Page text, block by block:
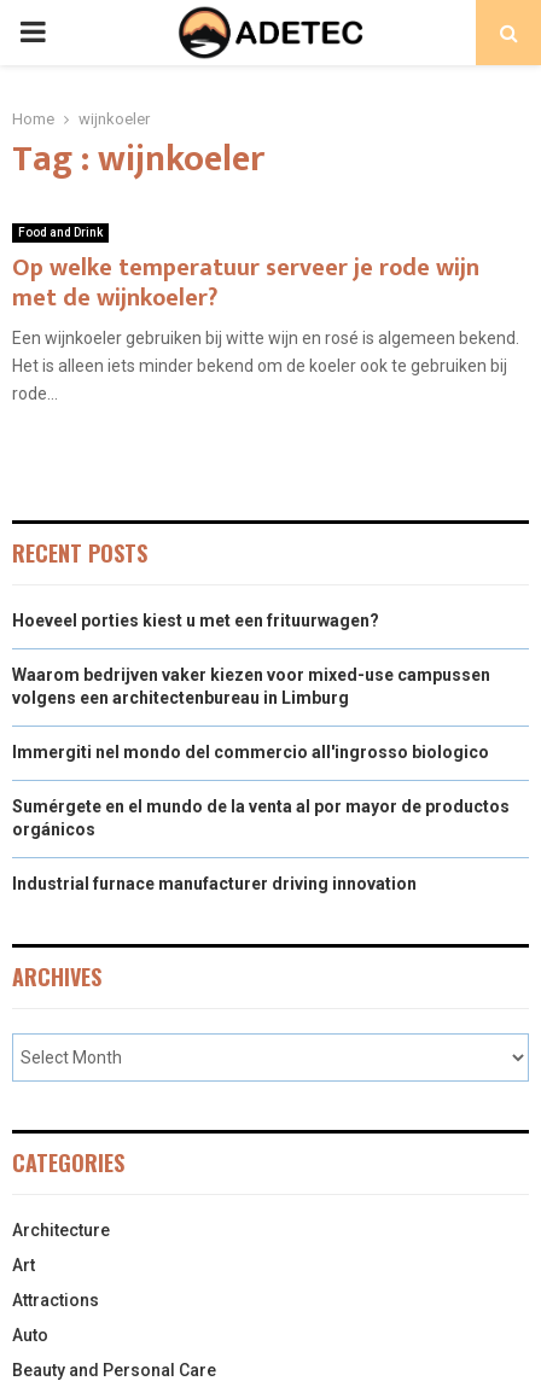
PRIMARY
Home wijnkoeler
Tag : wijnkoeler
Food and Drink
Op welke temperatuur serveer je rode wijn
met de wijnkoeler?
Een wijnkoeler gebruiken bij witte wijn en rosé is algemeen bekend.
Het is alleen iets minder bekend om de koeler ook te gebruiken bij
rode...
RECENT POSTS
Hoeveel porties kiest u met een frituurwagen?
Waarom bedrijven vaker kiezen voor mixed-use campussen
volgens een architectenbureau in Limburg
Immergiti nel mondo del commercio all'ingrosso biologico
Sumérgete en el mundo de la venta al por mayor de productos
orgánicos
Industrial furnace manufacturer driving innovation
ARCHIVES
CATEGORIES
Architecture
Art
Attractions
Auto
Beauty and Personal Care